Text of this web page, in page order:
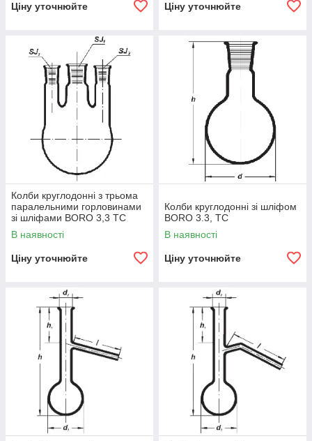
Ціну уточнюйте Ціну уточнюйте
Колби круглодонні з трьома
паралельними горловинами
зі шліфами BORO 3,3 ТС
В наявності
Ціну уточнюйте
Колби круглодонні зі шліфом
BORO 3.3, TC
В наявності
Ціну уточнюйте